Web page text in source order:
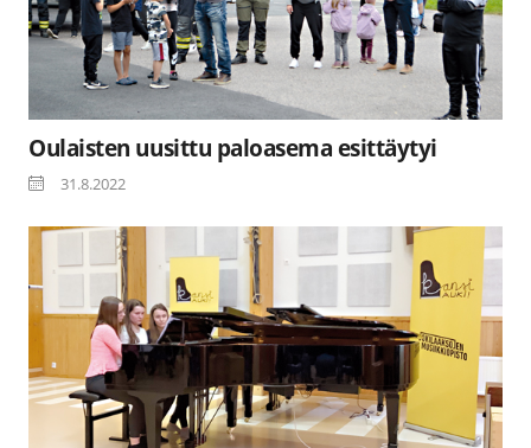
Oulaisten uusittu paloasema esittäytyi
31.8.2022